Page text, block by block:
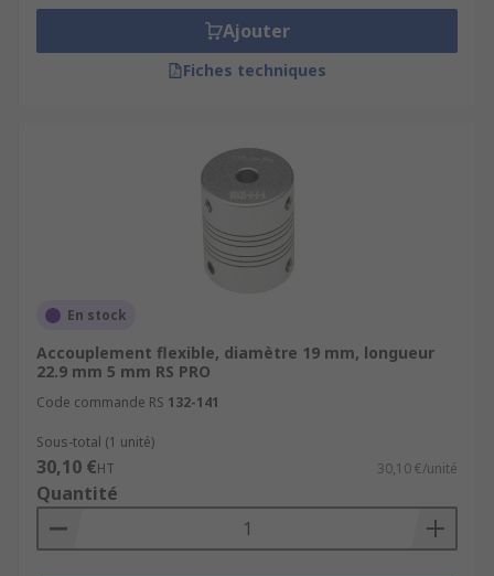
Ajouter
Fiches techniques
En stock
Accouplement flexible, diamètre 19 mm, longueur
22.9 mm 5 mm RS PRO
Code commande RS 132-141
Sous-total (1 unité)
30,10 €HT 30,10 €/unité
Quantité